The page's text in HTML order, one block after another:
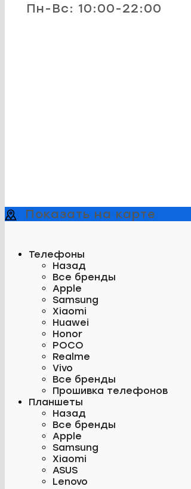
Пн-Вс: 10:00-22:00
Показать на карте
Телефоны
Назад
Все бренды
Apple
Samsung
Xiaomi
Huawei
Honor
POCO
Realme
Vivo
Все бренды
Прошивка телефонов
Планшеты
Назад
Все бренды
Apple
Samsung
Xiaomi
ASUS
Lenovo